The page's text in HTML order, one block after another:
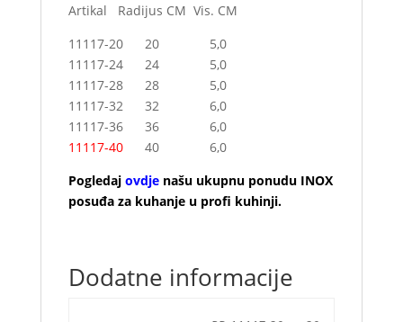
Artikal Radijus CM Vis. CM
11117-20 20 5,0
11117-24 24 5,0
11117-28 28 5,0
11117-32 32 6,0
11117-36 36 6,0
11117-4040 6,0
Pogledaj ovdjenašu ukupnu ponudu INOX
posuđa za kuhanje u profi kuhinji.
Dodatne informacije